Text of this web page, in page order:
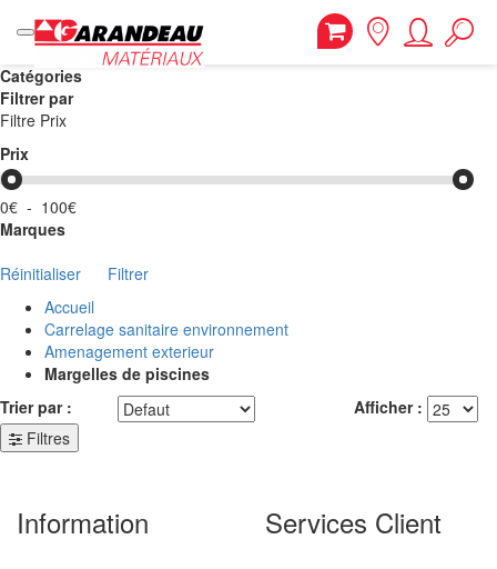
Catégories
Filtrer par
Filtre Prix
Prix
0€ - 100€
Marques
Réinitialiser
Filtrer
Accueil
Carrelage sanitaire environnement
Amenagement exterieur
Margelles de piscines
Trier par :
Afficher :
Filtres
Information Services Client